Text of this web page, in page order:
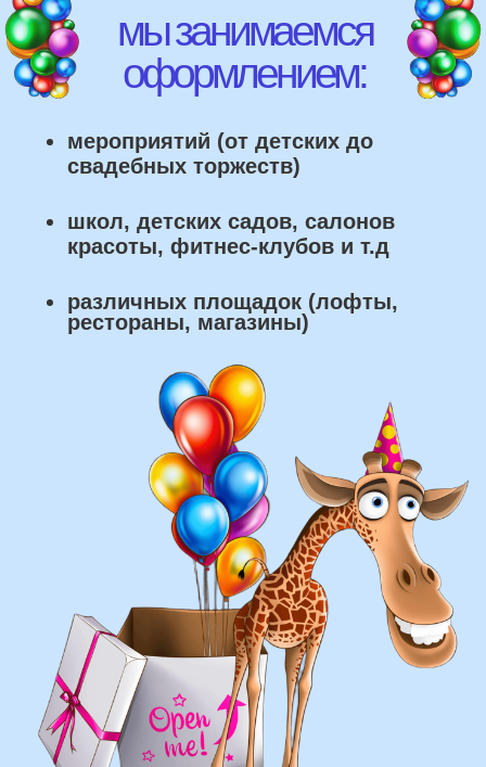
составление различных фонтанов
оформление фотозон
фигуры любой сложности
что мы умеем делать из
воздушных шаров:
Присылайте картинку, и мы с
удовольствием соберем
похожую композицию!
у вас есть фото шаров, и
вы хотите так же?